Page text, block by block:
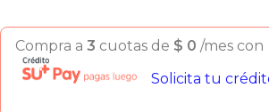
Compra a 3 cuotas de $ 0 /mes con
Solicita tu